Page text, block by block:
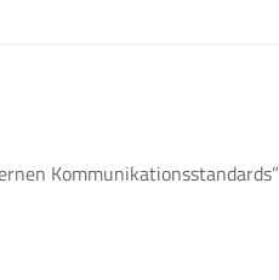
Kommunikationsstandards”